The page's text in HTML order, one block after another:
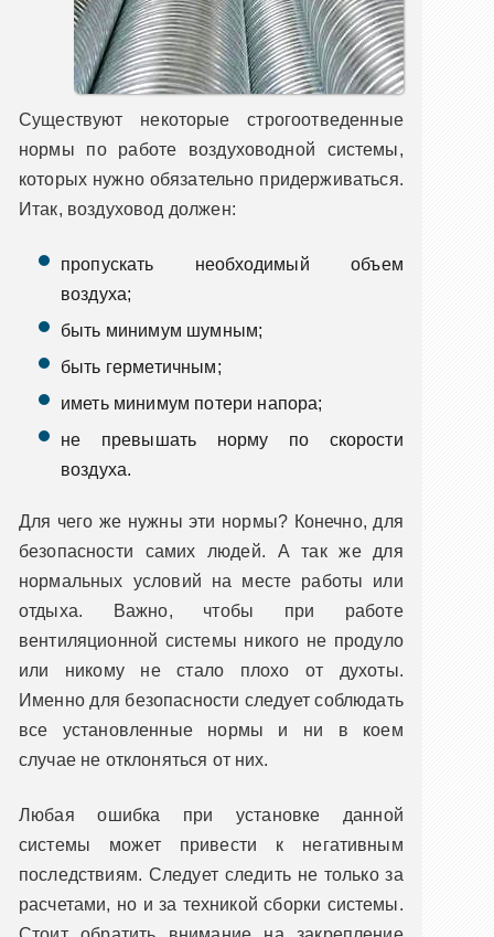
Существуют некоторые строгоотведенные
нормы по работе воздуховодной системы,
которых нужно обязательно придерживаться.
Итак, воздуховод должен:
пропускать необходимый объем
воздуха;
быть минимум шумным;
быть герметичным;
иметь минимум потери напора;
не превышать норму по скорости
воздуха.
Для чего же нужны эти нормы? Конечно, для
безопасности самих людей. А так же для
нормальных условий на месте работы или
отдыха. Важно, чтобы при работе
вентиляционной системы никого не продуло
или никому не стало плохо от духоты.
Именно для безопасности следует соблюдать
все установленные нормы и ни в коем
случае не отклоняться от них.
Любая ошибка при установке данной
системы может привести к негативным
последствиям. Следует следить не только за
расчетами, но и за техникой сборки системы.